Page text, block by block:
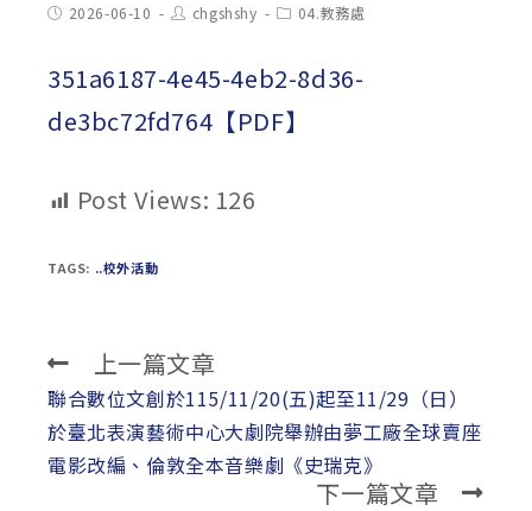
Post2026-06-10
Post
author:
chgshshy
Post04.教務處
351a6187-4e45-4eb2-8d36-
de3bc72fd764【PDF】
Post Views: 126
TAGS: ..校外活動
Read
more
articles
上一篇文章
聯合數位文創於115/11/20(五)起至11/29（日）
於臺北表演藝術中心大劇院舉辦由夢工廠全球賣座
電影改編、倫敦全本音樂劇《史瑞克》
下一篇文章